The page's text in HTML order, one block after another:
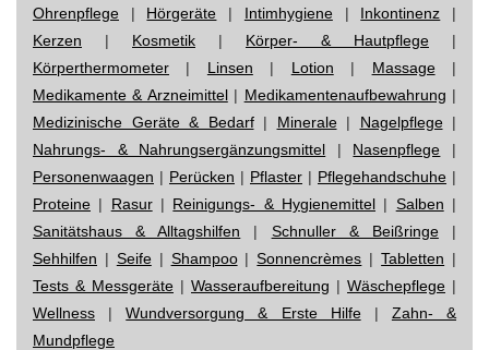
Ohrenpflege | Hörgeräte | Intimhygiene| Inkontinenz |
Kerzen | Kosmetik | Körper- & Hautpflege |
Körperthermometer | Linsen | Lotion | Massage|
Medikamente & Arzneimittel| Medikamentenaufbewahrung |
Medizinische Geräte & Bedarf| Minerale| Nagelpflege|
Nahrungs- & Nahrungsergänzungsmittel | Nasenpflege |
Personenwaagen | Perücken | Pflaster | Pflegehandschuhe |
Proteine | Rasur| Reinigungs- & Hygienemittel | Salben |
Sanitätshaus & Alltagshilfen | Schnuller & Beißringe|
Sehhilfen | Seife| Shampoo|Sonnencrèmes |Tabletten |
Tests & Messgeräte | Wasseraufbereitung | Wäschepflege |
Wellness |Wundversorgung & Erste Hilfe| Zahn- &
Mundpflege